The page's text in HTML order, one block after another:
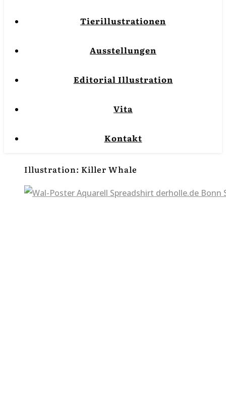
Tierillustrationen
Ausstellungen
Editorial Illustration
Vita
Kontakt
Illustration: Killer Whale